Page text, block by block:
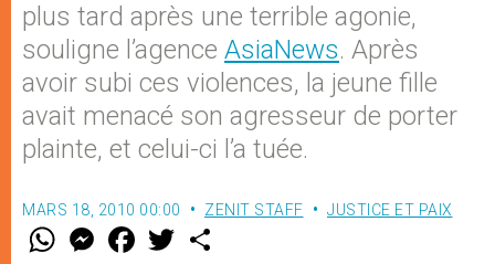
plus tard après une terrible agonie,
souligne l’agence AsiaNews. Après
avoir subi ces violences, la jeune fille
avait menacé son agresseur de porter
plainte, et celui-ci l’a tuée.
MARS 18, 2010 00:00 ZENIT STAFF JUSTICE ET PAIX
W M
e
F
a w